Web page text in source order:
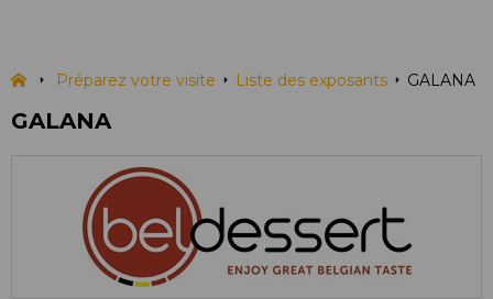
Préparez votre visite Liste des exposants GALANA
GALANA